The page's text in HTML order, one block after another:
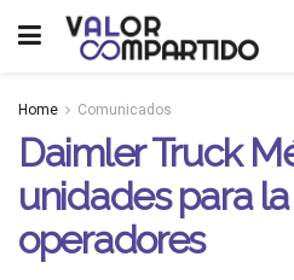
Home Comunicados
Daimler Truck
unidades para
operadores